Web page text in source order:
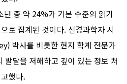
중 약 24%가 기본 수준의 읽기
로 집계된 것이다. 신경과학자 시
박사를 비롯한 현지 학계 전문가
발달을 저해하고 깊이 있는 정보 처
했다.